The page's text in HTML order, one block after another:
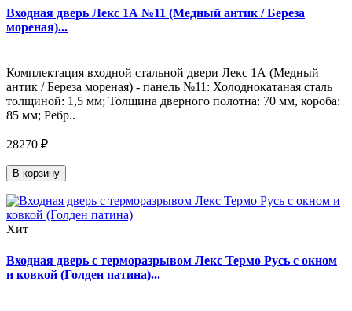
Входная дверь Лекс 1А №11 (Медный антик / Береза
мореная)...
Комплектация входной стальной двери Лекс 1А (Медный
антик / Береза мореная) - панель №11: Холоднокатаная сталь
толщиной: 1,5 мм; Толщина дверного полотна: 70 мм, короба:
85 мм; Ребр..
28270 ₽
В корзину
Хит
Входная дверь с терморазрывом Лекс Термо Русь с окном
и ковкой (Голден патина)...